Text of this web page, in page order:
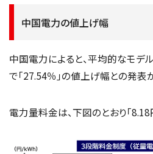
中国電力の値上げ幅
中国電力によると、平均的なモデ
で「27.54％」の値上げ幅との発表
電力量料金は、下図のとおり「